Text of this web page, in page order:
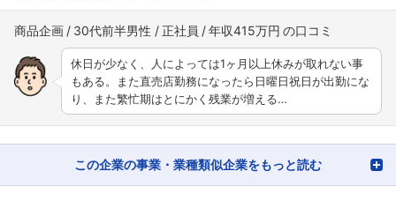
商品企画 30代前半男性 正社員 年収415万円
休日が少なく、人によっては1ヶ月以上休みが取れない事
もある。また直売店勤務になったら日曜日祝日が出勤にな
り、また繁忙期はとにかく残業が増える…
この企業の事業・業種類似企業をもっと読む